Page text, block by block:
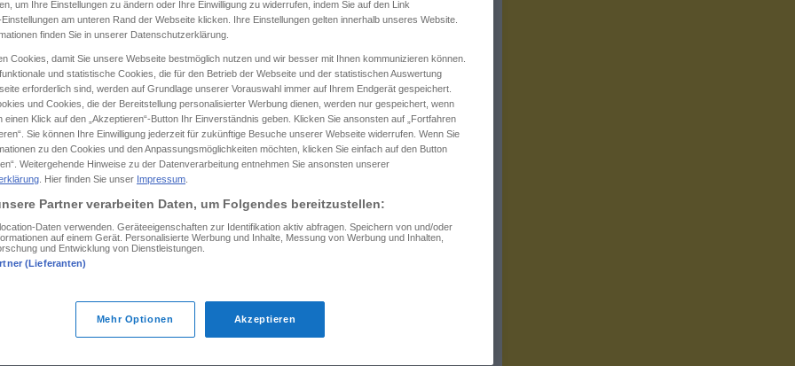
Speise, Nahrung, Kost
daps REL
daps
daps METON
um Ihre Einstellungen zu ändern oder Ihre Einwilligung zu widerrufen, indem Sie auf den Link
am unteren Rand der Webseite klicken. Ihre Einstellungen gelten innerhalb unseres Website.
finden Sie in unserer Datenschutzerklärung.
Cookies, damit Sie unsere Webseite bestmöglich nutzen und wir besser mit Ihnen kommunizieren können.
und statistische Cookies, die für den Betrieb der Webseite und der statistischen Auswertung
erforderlich sind, werden auf Grundlage unserer Vorauswahl immer auf Ihrem Endgerät gespeichert.
und Cookies, die der Bereitstellung personalisierter Werbung dienen, werden nur gespeichert, wenn
einen Klick auf den „Akzeptieren“-Button Ihr Einverständnis geben. Klicken Sie ansonsten auf „Fortfahren
Sie können Ihre Einwilligung jederzeit für zukünftige Besuche unserer Webseite widerrufen. Wenn Sie
zu den Cookies und den Anpassungsmöglichkeiten möchten, klicken Sie einfach auf den Button
Weitergehende Hinweise zu der Datenverarbeitung entnehmen Sie ansonsten unserer
. Hier finden Sie unser Impressum
Partner verarbeiten Daten, um Folgendes bereitzustellen:
Daten verwenden. Geräteeigenschaften zur Identifikation aktiv abfragen. Speichern von und/oder
auf einem Gerät. Personalisierte Werbung und Inhalte, Messung von Werbung und Inhalten,
und Entwicklung von Dienstleistungen.
(Lieferanten)
Mehr Optionen Akzeptieren